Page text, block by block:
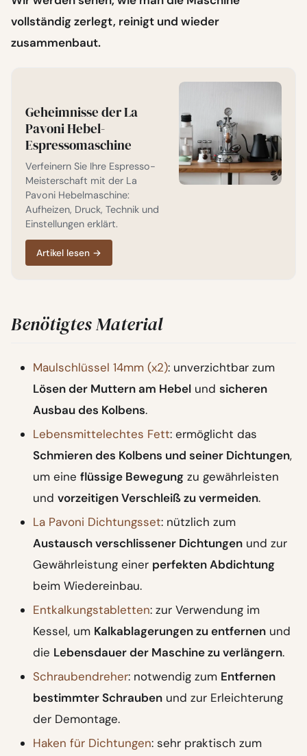
vollständig zerlegt, reinigt und wieder
zusammenbaut.
Geheimnisse der La
Pavoni Hebel-
Espressomaschine
Verfeinern Sie Ihre Espresso-
Meisterschaft mit der La
Pavoni Hebelmaschine:
Aufheizen, Druck, Technik und
Einstellungen erklärt.
Artikel lesen →
Benötigtes Material
Maulschlüssel 14mm (x2): unverzichtbar zum
Lösen der Muttern am Hebel und sicheren
Ausbau des Kolbens.
Lebensmittelechtes Fett: ermöglicht das
Schmieren des Kolbens und seiner Dichtungen,
um eine flüssige Bewegung zu gewährleisten
und vorzeitigen Verschleiß zu vermeiden.
La Pavoni Dichtungsset: nützlich zum
Austausch verschlissener Dichtungen und zur
Gewährleistung einer perfekten Abdichtung
beim Wiedereinbau.
Entkalkungstabletten: zur Verwendung im
Kessel, um Kalkablagerungen zu entfernen und
die Lebensdauer der Maschine zu verlängern.
Schraubendreher: notwendig zum Entfernen
bestimmter Schrauben und zur Erleichterung
der Demontage.
Haken für Dichtungen: sehr praktisch zum